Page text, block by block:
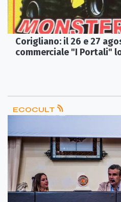
Corigliano: il 26 e 27
commerciale "I Portali"
ECOCULT